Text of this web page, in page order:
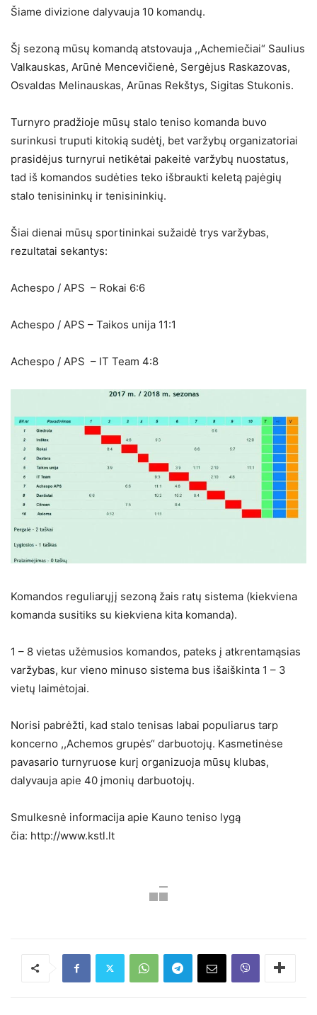
Šiame divizione dalyvauja 10 komandų.
Šį sezoną mūsų komandą atstovauja ,,Achemiečiai“ Saulius
Valkauskas, Arūnė Mencevičienė, Sergėjus Raskazovas,
Osvaldas Melinauskas, Arūnas Rekštys, Sigitas Stukonis.
Turnyro pradžioje mūsų stalo teniso komanda buvo
surinkusi truputi kitokią sudėtį, bet varžybų organizatoriai
prasidėjus turnyrui netikėtai pakeitė varžybų nuostatus,
tad iš komandos sudėties teko išbraukti keletą pajėgių
stalo tenisininkų ir tenisininkių.
Šiai dienai mūsų sportininkai sužaidė trys varžybas,
rezultatai sekantys:
Achespo / APS – Rokai 6:6
Achespo / APS – Taikos unija 11:1
Achespo / APS – IT Team 4:8
Komandos reguliarųjį sezoną žais ratų sistema (kiekviena
komanda susitiks su kiekviena kita komanda).
1 – 8 vietas užėmusios komandos, pateks į atkrentamąsias
varžybas, kur vieno minuso sistema bus išaiškinta 1 – 3
vietų laimėtojai.
Norisi pabrėžti, kad stalo tenisas labai populiarus tarp
koncerno ,,Achemos grupės“ darbuotojų. Kasmetinėse
pavasario turnyruose kurį organizuoja mūsų klubas,
dalyvauja apie 40 įmonių darbuotojų.
Smulkesnė informacija apie Kauno teniso lygą
čia: http://www.kstl.lt